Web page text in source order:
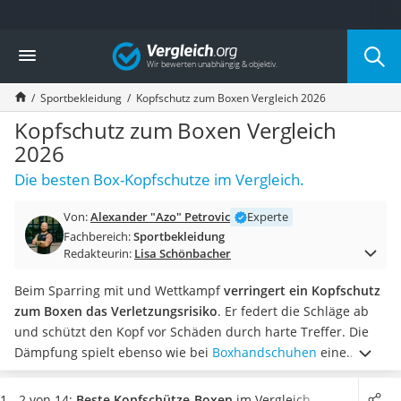
Die beliebtesten Vergleiche nach Kategorie
Freizeit & Sport
Gartentrampolin
Trampolin
Metalldetektor
Eufab-Fahrradträger
Trampolin 366 cm
Fahrradschloss
Futterboot
Air Bike
Trekkingschuhe Herren
Reisetasche mit Rollen
Klimmzugstation
Koffer
Nachtsichtgerät
Vergleich
Sportbekleidung Kopfschutz zum Boxen Vergleich 2026
Kopfschutz zum Boxen Vergleich
2026
Die besten Box-Kopfschutze im Vergleich.
Von:Alexander "Azo" Petrovic
Experte
Fachbereich:Sportbekleidung
Redakteurin: Lisa Schönbacher
Beim Sparring mit und Wettkampfverringert ein Kopfschutz
zum Boxen das Verletzungsrisiko. Er federt die Schläge ab
und schützt den Kopf vor Schäden durch harte Treffer. Die
Dämpfung spielt ebenso wie bei Boxhandschuhen eine
wichtige Rolle. Je besser die Polsterung ausfällt, desto
wirkungsvoller ist der Box-Kopfschutz laut Online-Tests.